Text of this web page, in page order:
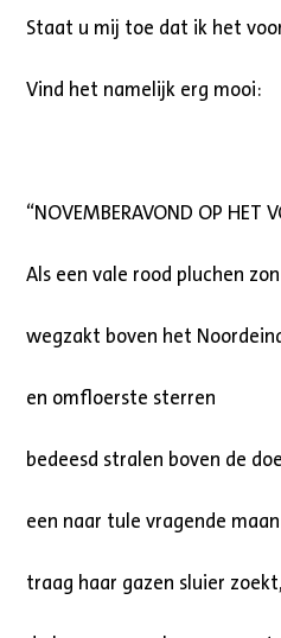
Staat u mij toe dat ik het
Vind het namelijk erg mooi:
“NOVEMBERAVOND OP HET
Als een vale rood pluchen zon
wegzakt boven het
en omfloerste sterren
bedeesd stralen boven de
een naar tule vragende maan
traag haar gazen sluier zoekt,